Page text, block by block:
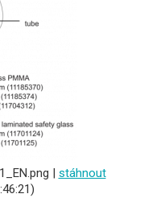
| stáhnout